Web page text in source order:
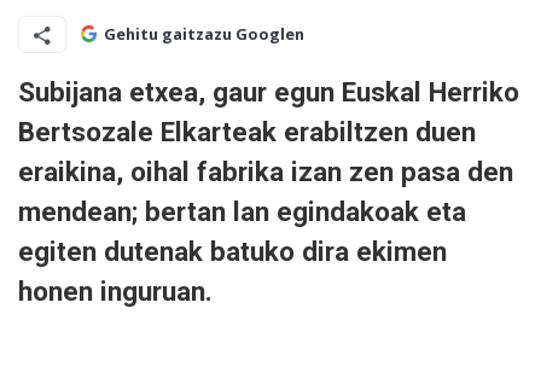
Gehitu gaitzazu Googlen
Subijana etxea, gaur egun Euskal Herriko
Bertsozale Elkarteak erabiltzen duen
eraikina, oihal fabrika izan zen pasa den
mendean; bertan lan egindakoak eta
egiten dutenak batuko dira ekimen
honen inguruan.